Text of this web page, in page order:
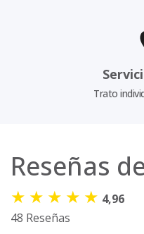
Trato
Reseñas
★ ★ ★ ★ ★ 4,96
48 Reseñas